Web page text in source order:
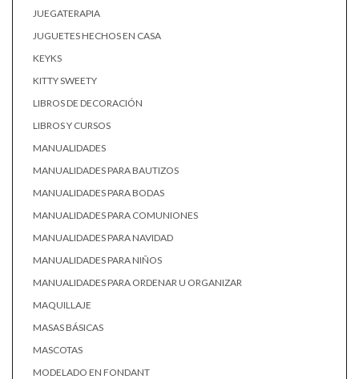
JUEGATERAPIA
JUGUETES HECHOS EN CASA
KEYKS
KITTY SWEETY
LIBROS DE DECORACIÓN
LIBROS Y CURSOS
MANUALIDADES
MANUALIDADES PARA BAUTIZOS
MANUALIDADES PARA BODAS
MANUALIDADES PARA COMUNIONES
MANUALIDADES PARA NAVIDAD
MANUALIDADES PARA NIÑOS
MANUALIDADES PARA ORDENAR U ORGANIZAR
MAQUILLAJE
MASAS BÁSICAS
MASCOTAS
MODELADO EN FONDANT